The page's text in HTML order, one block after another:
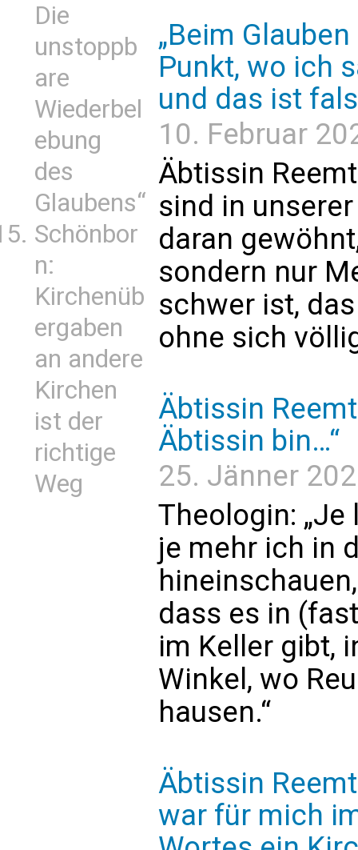
Die
unstoppb
are
Wiederbel
ebung
des
Glaubens“
Schönbor
n:
Kirchenüb
ergaben
an andere
Kirchen
ist der
richtige
Weg
„Beim
Punkt, wo ich
und das ist
10. Februar
Äbtissin
sind in
daran
sondern nur
schwer ist,
ohne sich
Äbtissin
Äbtissin bin…“
25. Jänner
Theologin:
je mehr ich in
dass es in
im Keller gibt,
Winkel, wo
hausen.“
Äbtissin
war für mich